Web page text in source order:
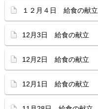
１２月４日 給食の献立
12月3日 給食の献立
12月2日 給食の献立
12月1日 給食の献立